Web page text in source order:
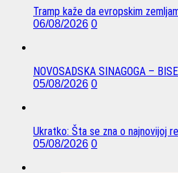
Tramp kaže da evropskim
06/08/2026 0
NOVOSADSKA SINAGOGA –
05/08/2026 0
Ukratko: Šta se zna o najnovijoj
05/08/2026 0